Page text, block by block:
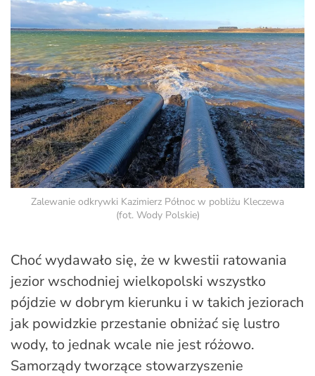
Zalewanie odkrywki Kazimierz Północ w pobliżu Kleczewa
(fot. Wody Polskie)
Choć wydawało się, że w kwestii ratowania
jezior wschodniej wielkopolski wszystko
pójdzie w dobrym kierunku i w takich jeziorach
jak powidzkie przestanie obniżać się lustro
wody, to jednak wcale nie jest różowo.
Samorządy tworzące stowarzyszenie